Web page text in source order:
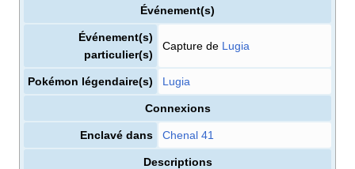
Événement(s)
Événement(s)
particulier(s)
Capture de Lugia
Pokémon légendaire(s) Lugia
Connexions
Enclavé dans Chenal 41
Descriptions